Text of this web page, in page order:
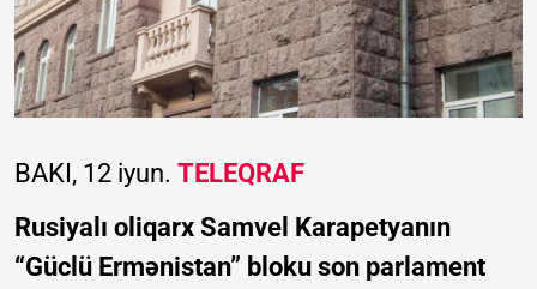
BAKI, 12 iyun. TELEQRAF
Rusiyalı oliqarx Samvel Karapetyanın
“Güclü Ermənistan” bloku son parlament